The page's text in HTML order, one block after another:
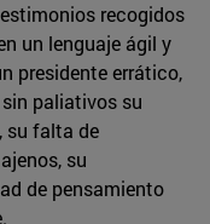
recogidos
un lenguaje ágil y
presidente errático,
paliativos su
su falta de
su
de pensamiento